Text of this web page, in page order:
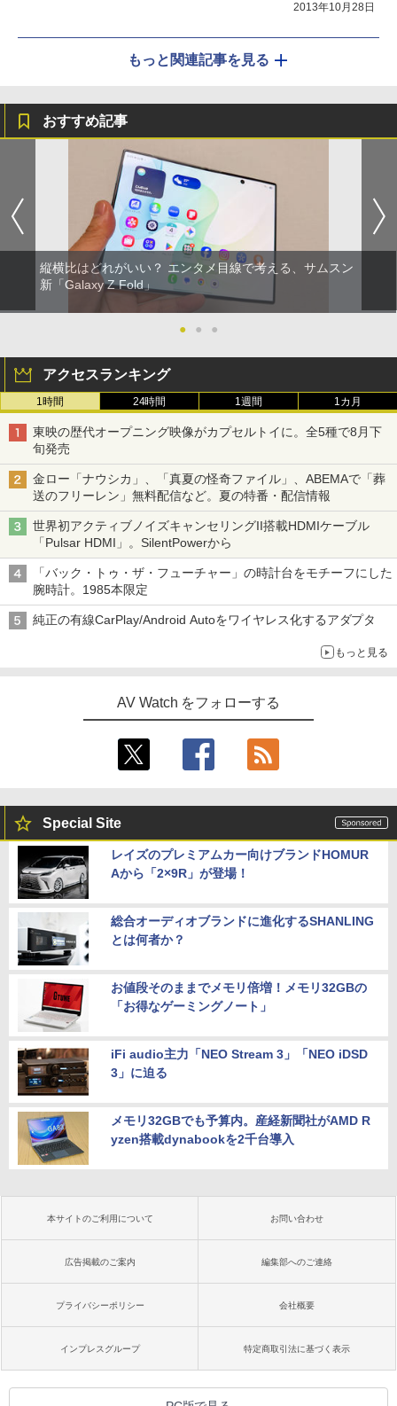
2013年10月28日
もっと関連記事を見る
おすすめ記事
縦横比はどれがいい？ エンタメ目線で考える、サムスン
新「Galaxy Z Fold」
● ● ●
アクセスランキング
1時間 24時間 1週間 1カ月
東映の歴代オープニング映像がカプセルトイに。全5種で8月下
旬発売
金ロー「ナウシカ」、「真夏の怪奇ファイル」、ABEMAで「葬
送のフリーレン」無料配信など。夏の特番・配信情報
世界初アクティブノイズキャンセリングII搭載HDMIケーブル
「Pulsar HDMI」。SilentPowerから
「バック・トゥ・ザ・フューチャー」の時計台をモチーフにした
腕時計。1985本限定
純正の有線CarPlay/Android Autoをワイヤレス化するアダプタ
もっと見る
AV Watch をフォローする
Special Site
レイズのプレミアムカー向けブランドHOMUR
Aから「2×9R」が登場！
総合オーディオブランドに進化するSHANLING
とは何者か？
お値段そのままでメモリ倍増！メモリ32GBの
「お得なゲーミングノート」
iFi audio主力「NEO Stream 3」「NEO iDSD
3」に迫る
メモリ32GBでも予算内。産経新聞社がAMD R
yzen搭載dynabookを2千台導入
本サイトのご利用について お問い合わせ
広告掲載のご案内 編集部へのご連絡
プライバシーポリシー 会社概要
インプレスグループ 特定商取引法に基づく表示